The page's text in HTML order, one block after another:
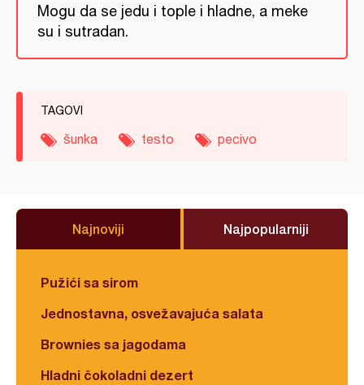
Mogu da se jedu i tople i hladne, a meke
su i sutradan.
TAGOVI
šunka testo pecivo
Najnoviji Najpopularniji
Pužići sa sirom
Jednostavna, osvežavajuća salata
Brownies sa jagodama
Hladni čokoladni dezert